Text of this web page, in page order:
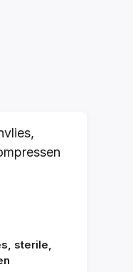
sterile,